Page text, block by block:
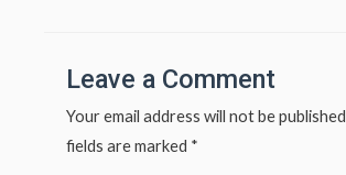
p
p
Leave a Comment
Your email address will not be
fields are marked *